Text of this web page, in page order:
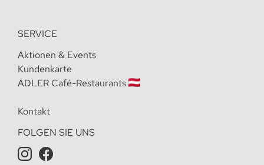
SERVICE
Aktionen & Events
Kundenkarte
ADLER Café-Restaurants
Kontakt
FOLGEN SIE UNS